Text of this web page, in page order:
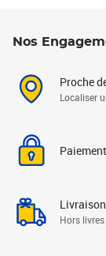
Nos
Proche
Localiser
Hors